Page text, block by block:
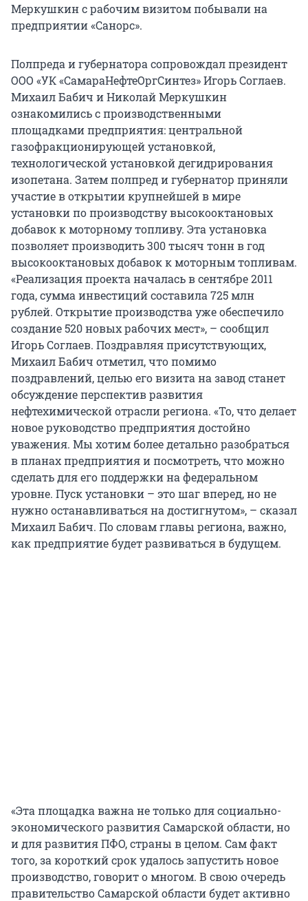
Меркушкин с рабочим визитом побывали на
предприятии «Санорс».
Полпреда и губернатора сопровождал президент
ООО «УК «СамараНефтеОргСинтез» Игорь Соглаев.
Михаил Бабич и Николай Меркушкин
ознакомились с производственными
площадками предприятия: центральной
газофракционирующей установкой,
технологической установкой дегидрирования
изопетана. Затем полпред и губернатор приняли
участие в открытии крупнейшей в мире
установки по производству высокооктановых
добавок к моторному топливу. Эта установка
позволяет производить 300 тысяч тонн в год
высокооктановых добавок к моторным топливам.
«Реализация проекта началась в сентябре 2011
года, сумма инвестиций составила 725 млн
рублей. Открытие производства уже обеспечило
создание 520 новых рабочих мест», – сообщил
Игорь Соглаев. Поздравляя присутствующих,
Михаил Бабич отметил, что помимо
поздравлений, целью его визита на завод станет
обсуждение перспектив развития
нефтехимической отрасли региона. «То, что делает
новое руководство предприятия достойно
уважения. Мы хотим более детально разобраться
в планах предприятия и посмотреть, что можно
сделать для его поддержки на федеральном
уровне. Пуск установки – это шаг вперед, но не
нужно останавливаться на достигнутом», – сказал
Михаил Бабич. По словам главы региона, важно,
как предприятие будет развиваться в будущем.
«Эта площадка важна не только для социально-
экономического развития Самарской области, но
и для развития ПФО, страны в целом. Сам факт
того, за короткий срок удалось запустить новое
производство, говорит о многом. В свою очередь
правительство Самарской области будет активно